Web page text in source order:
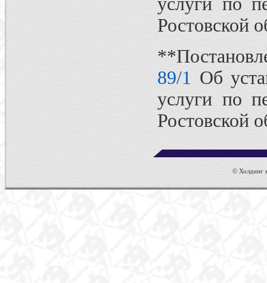
Ростовской
89/1 Об
услуги по
Ростовской
© Холдинг